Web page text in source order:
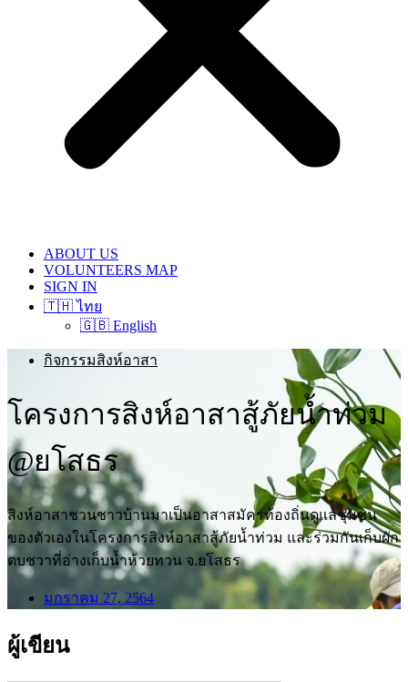
ABOUT US
VOLUNTEERS MAP
SIGN IN
🇹🇭 ไทย
🇬🇧 English
กิจกรรมสิงห์อาสา
โครงการสิงห์อาสาสู้ภัยน้ำท่วม
@ยโสธร
สิงห์อาสาชวนชาวบ้านมาเป็นอาสาสมัครท้องถิ่นดูแลชุมชน
ของตัวเองในโครงการสิงห์อาสาสู้ภัยน้ำท่วม และร่วมกันเก็บผัก
ตบชวาที่อ่างเก็บน้ำห้วยทวน จ.ยโสธร
มกราคม 27, 2564
ผู้เขียน